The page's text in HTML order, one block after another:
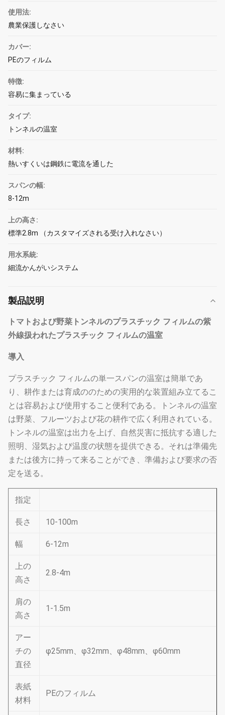
使用法:
農業保護しなさい
カバー:
PEのフィルム
特徴:
容易に集まっている
タイプ:
トンネルの温室
材料:
熱いすくいは鋼鉄に電流を通した
スパンの幅:
8-12m
上の高さ:
標準2.8m （カスタマイズされる受け入れなさい）
用水系統:
細流かんがいシステム
製品説明
トマトおよび野菜トンネルのプラスチック フィルムの紫
外線扱われたプラスチック フィルムの温室
導入
プラスチック フィルムの単一スパンの温室は簡単であ
り、耕作または育成ののための実用的な装置組み立てるこ
とは容易および使用すること便利である。トンネルの温室
は野菜、フルーツおよび花の耕作で広く利用されている。
トンネルの温室は出力を上げ、自然災害に抵抗する適した
照明、湿気および温度の状態を提供できる。それは準備先
または後方に持って来ることができ、準備および要求の否
定を送る。
指定
長さ 10-100m
幅 6-12m
上の
高さ
2.8-4m
肩の
高さ
1-1.5m
アー
チの
直径
φ25mm、φ32mm、φ48mm、φ60mm
表紙
材料
PEのフィルム